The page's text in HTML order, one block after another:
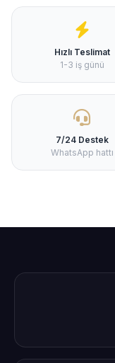
Hızlı Teslimat
1-3 iş günü
7/24 Destek
WhatsApp hattı